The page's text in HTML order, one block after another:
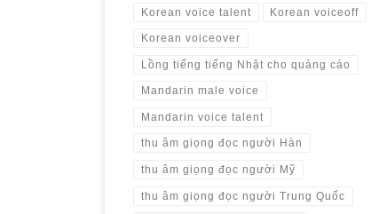
Korean voice talent Korean voiceoff
Korean voiceover
Lồng tiếng tiếng Nhật cho quảng cáo
Mandarin male voice
Mandarin voice talent
thu âm giọng đọc người Hàn
thu âm giọng đọc người Mỹ
thu âm giọng đọc người Trung Quốc